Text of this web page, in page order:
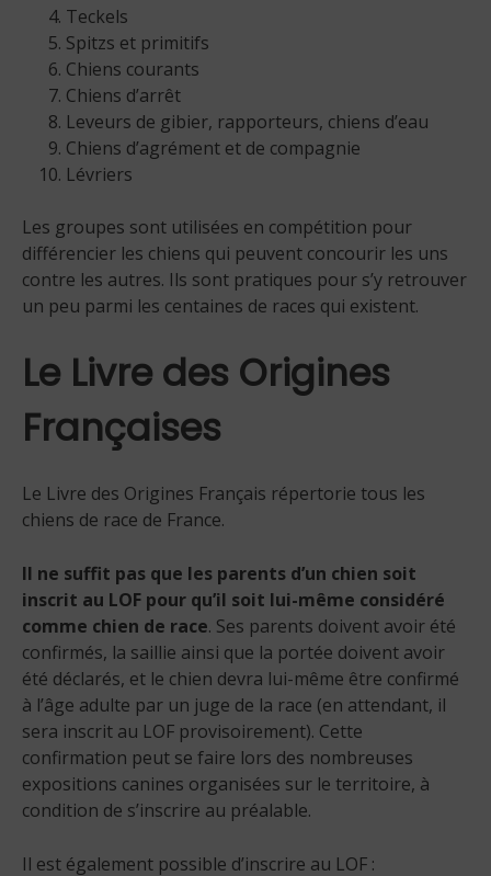
Teckels
Spitzs et primitifs
Chiens courants
Chiens d’arrêt
Leveurs de gibier, rapporteurs, chiens d’eau
Chiens d’agrément et de compagnie
Lévriers
Les groupes sont utilisées en compétition pour
différencier les chiens qui peuvent concourir les uns
contre les autres. Ils sont pratiques pour s’y retrouver
un peu parmi les centaines de races qui existent.
Le Livre des Origines
Françaises
Le Livre des Origines Français répertorie tous les
chiens de race de France.
Il ne suffit pas que les parents d’un chien soit
inscrit au LOF pour qu’il soit lui-même considéré
comme chien de race. Ses parents doivent avoir été
confirmés, la saillie ainsi que la portée doivent avoir
été déclarés, et le chien devra lui-même être confirmé
à l’âge adulte par un juge de la race (en attendant, il
sera inscrit au LOF provisoirement). Cette
confirmation peut se faire lors des nombreuses
expositions canines organisées sur le territoire, à
condition de s’inscrire au préalable.
Il est également possible d’inscrire au LOF :